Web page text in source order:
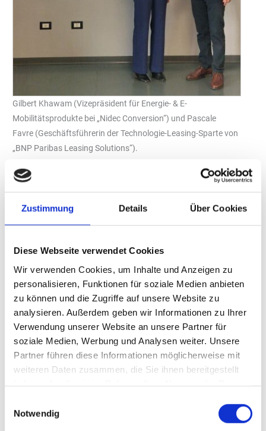
Zustimmung Details Über Cookies
Diese Webseite verwendet Cookies
Wir verwenden Cookies, um Inhalte und Anzeigen zu
personalisieren, Funktionen für soziale Medien anbieten
zu können und die Zugriffe auf unsere Website zu
analysieren. Außerdem geben wir Informationen zu Ihrer
Verwendung unserer Website an unsere Partner für
soziale Medien, Werbung und Analysen weiter. Unsere
Partner führen diese Informationen möglicherweise mit
weiteren Daten zusammen, die Sie ihnen bereitgestellt
Notwendig
Gilbert Khawam (Vizepräsident für Energie- & E-
Mobilitätsprodukte bei „Nidec Conversion“) und Pascale
Favre (Geschäftsführerin der Technologie-Leasing-Sparte von
„BNP Paribas Leasing Solutions“).
„Nidec Conversion“, ein Geschäftsbereich der „Nidec Group“, und
„BNP Paribas Leasing Solutions“ haben eine Partnerschaft
bekannt gegeben. Ziel ist es, den Ausbau der E-
Mobilitätsinfrastruktur und energieeffizienter Technologien in
Die Zusammenarbeit erstreckt sich auf Italien, Spanien, die DACH-
Region, Belgien, die Niederlande, Frankreich, Großbritannien,
Norwegen, Finnland, Schweden, Polen und Rumänien. Kunden
sollen die Produkte und Dienstleistungen von „Nidec Conversion“
durch Finanzierungslösungen einfacher beziehen können. Zu den
Zielgruppen gehören Betreiber von Ladestationen,
Fuhrparkmanager, Tankstellen, Dienstleister und Einzelhändler.
angeboten. Die Angebote richten sich an Unternehmen